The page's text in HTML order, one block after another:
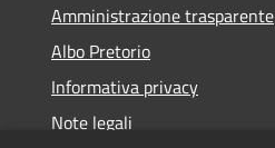
Amministrazione trasparente
Albo Pretorio
Informativa privacy
Note legali